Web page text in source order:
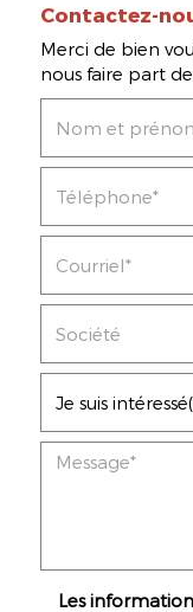
Contactez-
Merci de bien
nous faire part
Les